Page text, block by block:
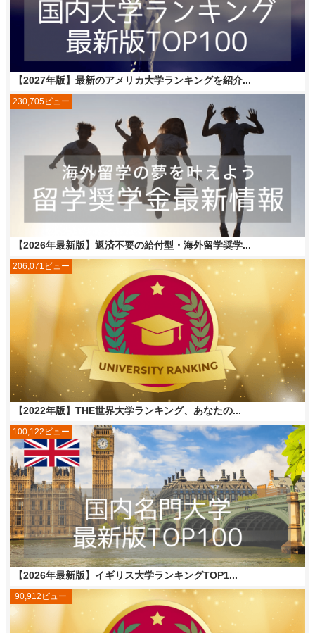
【2027年版】最新のアメリカ大学ランキングを紹介...
【2026年最新版】返済不要の給付型・海外留学奨学...
230,705ビュー
【2022年版】THE世界大学ランキング、あなたの...
206,071ビュー
【2026年最新版】イギリス大学ランキングTOP1...
100,122ビュー
90,912ビュー